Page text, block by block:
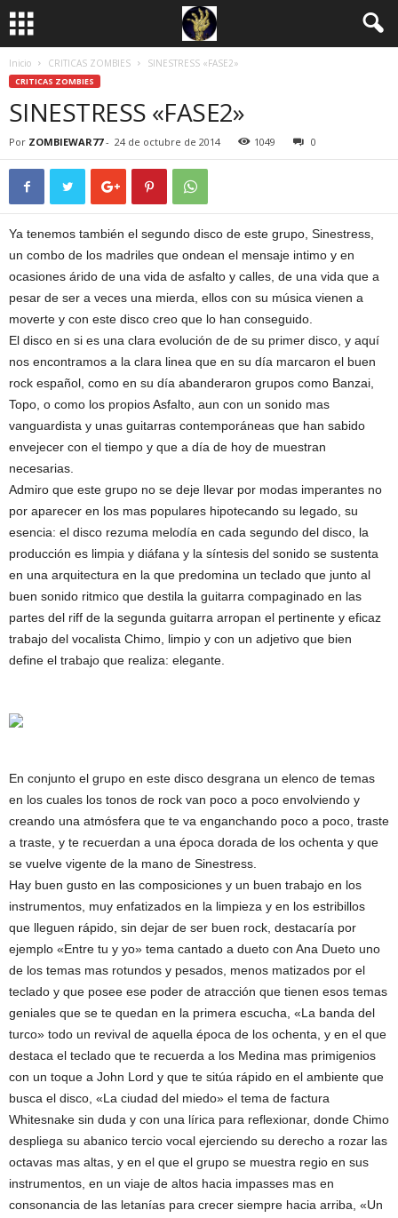
Inicio CRITICAS ZOMBIES SINESTRESS «FASE2»
CRITICAS ZOMBIES
SINESTRESS «FASE2»
Por ZOMBIEWAR77- 24 de octubre de 2014 1049 0
Ya tenemos también el segundo disco de este grupo, Sinestress,
un combo de los madriles que ondean el mensaje intimo y en
ocasiones árido de una vida de asfalto y calles, de una vida que a
pesar de ser a veces una mierda, ellos con su música vienen a
moverte y con este disco creo que lo han conseguido.
El disco en si es una clara evolución de de su primer disco, y aquí
nos encontramos a la clara linea que en su día marcaron el buen
rock español, como en su día abanderaron grupos como Banzai,
Topo, o como los propios Asfalto, aun con un sonido mas
vanguardista y unas guitarras contemporáneas que han sabido
envejecer con el tiempo y que a día de hoy de muestran
necesarias.
Admiro que este grupo no se deje llevar por modas imperantes no
por aparecer en los mas populares hipotecando su legado, su
esencia: el disco rezuma melodía en cada segundo del disco, la
producción es limpia y diáfana y la síntesis del sonido se sustenta
en una arquitectura en la que predomina un teclado que junto al
buen sonido ritmico que destila la guitarra compaginado en las
partes del riff de la segunda guitarra arropan el pertinente y eficaz
trabajo del vocalista Chimo, limpio y con un adjetivo que bien
define el trabajo que realiza: elegante.
En conjunto el grupo en este disco desgrana un elenco de temas
en los cuales los tonos de rock van poco a poco envolviendo y
creando una atmósfera que te va enganchando poco a poco, traste
a traste, y te recuerdan a una época dorada de los ochenta y que
se vuelve vigente de la mano de Sinestress.
Hay buen gusto en las composiciones y un buen trabajo en los
instrumentos, muy enfatizados en la limpieza y en los estribillos
que lleguen rápido, sin dejar de ser buen rock, destacaría por
ejemplo «Entre tu y yo» tema cantado a dueto con Ana Dueto uno
de los temas mas rotundos y pesados, menos matizados por el
teclado y que posee ese poder de atracción que tienen esos temas
geniales que se te quedan en la primera escucha, «La banda del
turco» todo un revival de aquella época de los ochenta, y en el que
destaca el teclado que te recuerda a los Medina mas primigenios
con un toque a John Lord y que te sitúa rápido en el ambiente que
busca el disco, «La ciudad del miedo» el tema de factura
Whitesnake sin duda y con una lírica para reflexionar, donde Chimo
despliega su abanico tercio vocal ejerciendo su derecho a rozar las
octavas mas altas, y en el que el grupo se muestra regio en sus
instrumentos, en un viaje de altos hacia impasses mas en
consonancia de las letanías para crecer siempre hacia arriba, «Un